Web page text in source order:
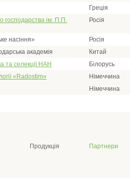
Греція
господарства ім. П.П.
Росія
насіння»
Росія
академія
Китай
та селекції НАН
Білорусь
«Radostim»
Німеччина
Німеччина
Продукція Партнери